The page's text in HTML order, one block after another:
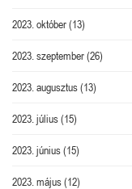
2023. október(13)
2023. szeptember(26)
2023. augusztus(13)
2023. július(15)
2023. június(15)
2023. május(12)